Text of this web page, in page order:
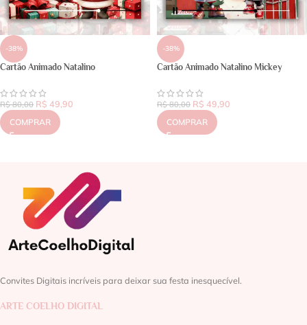
-38%
Cartão Animado Natalino
R$80,00 R$ 49,90
COMPRAR
-38%
Cartão Animado Natalino Mickey
R$80,00 R$ 49,90
COMPRAR
Convites Digitais incríveis para deixar sua festa inesquecível.
ARTE COELHO DIGITAL